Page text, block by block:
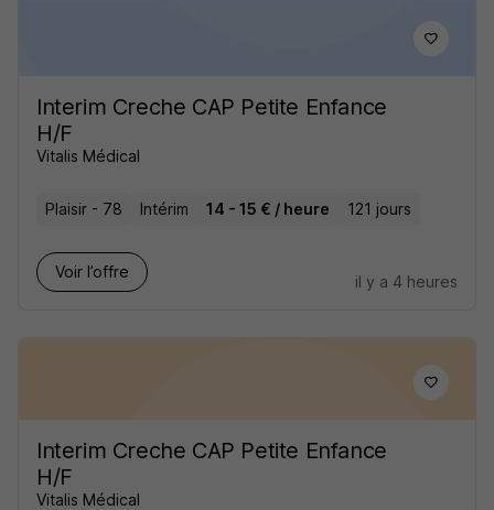
Interim Creche CAP Petite Enfance
H/F
Vitalis Médical
Plaisir - 78 Intérim 14 - 15 € / heure 121 jours
Voir l’offre
il y a 4 heures
Interim Creche CAP Petite Enfance
H/F
Vitalis Médical